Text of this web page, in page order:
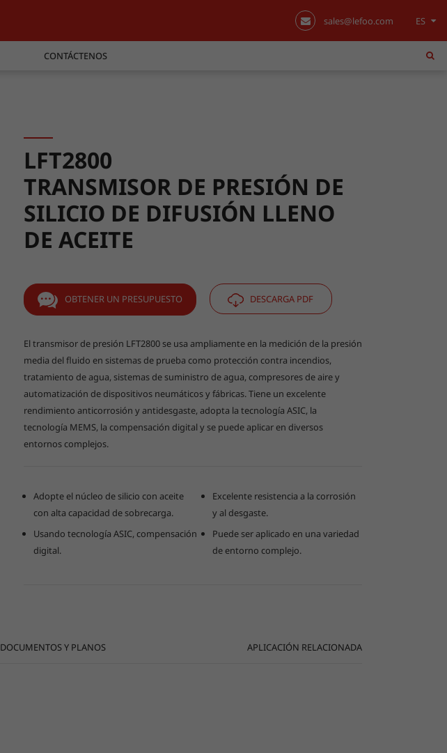
sales@lefoo.com
ES
English
العربية
CONTÁCTENOS
LFT2800
TRANSMISOR DE PRESIÓN DE
SILICIO DE DIFUSIÓN LLENO
DE ACEITE
OBTENER UN PRESUPUESTO DESCARGA PDF
El transmisor de presión LFT2800 se usa ampliamente en la medición de la presión
media del fluido en sistemas de prueba como protección contra incendios,
tratamiento de agua, sistemas de suministro de agua, compresores de aire y
automatización de dispositivos neumáticos y fábricas. Tiene un excelente
rendimiento anticorrosión y antidesgaste, adopta la tecnología ASIC, la
tecnología MEMS, la compensación digital y se puede aplicar en diversos
entornos complejos.
Adopte el núcleo de silicio con aceite
con alta capacidad de sobrecarga.
Excelente resistencia a la corrosión
y al desgaste.
Usando tecnología ASIC, compensación
digital.
Puede ser aplicado en una variedad
de entorno complejo.
DOCUMENTOS Y PLANOS APLICACIÓN RELACIONADA